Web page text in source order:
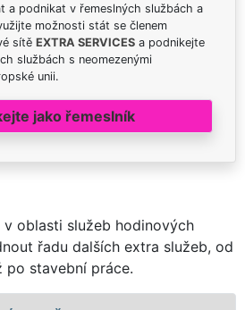
a podnikat v řemeslných službách a
možnosti stát se členem
sítě EXTRA SERVICES a podnikejte
službách s neomezenými
unii.
jako řemeslník
v oblasti služeb hodinových
řadu dalších extra služeb, od
po stavební práce.